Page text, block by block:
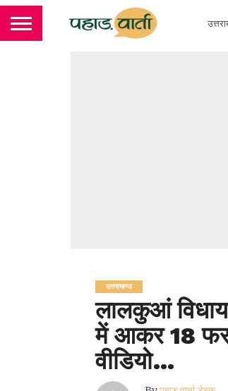
उत्तराखण्ड
लालकुआं
में आकर 18
वीडियो…